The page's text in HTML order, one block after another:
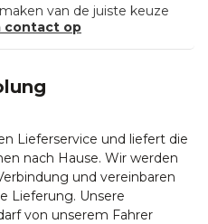
van de juiste keuze
contact op
Lieferservice und liefert die
nach Hause. Wir werden
und vereinbaren
Lieferung. Unsere
von unserem Fahrer